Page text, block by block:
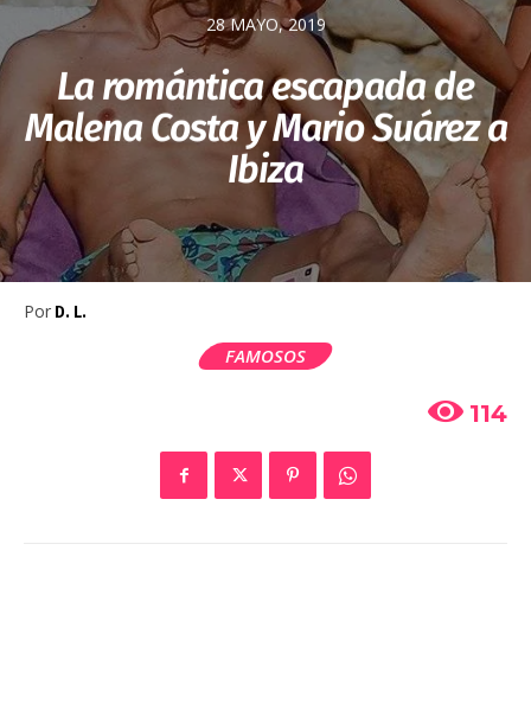
28 MAYO, 2019
La romántica escapada de
Malena Costa y Mario Suárez a
Ibiza
Por D. L.
FAMOSOS
114